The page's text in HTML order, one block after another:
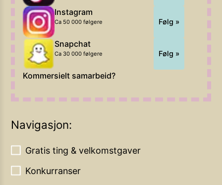
Instagram
Ca 50 000 følgere Følg »
Snapchat
Ca 30 000 følgere Følg »
Kommersielt samarbeid?
Navigasjon:
Gratis ting & velkomstgaver
Konkurranser